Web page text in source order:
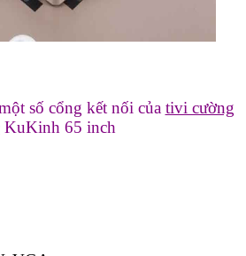
số cổng kết nối của tivi cường
KuKinh 65 inch